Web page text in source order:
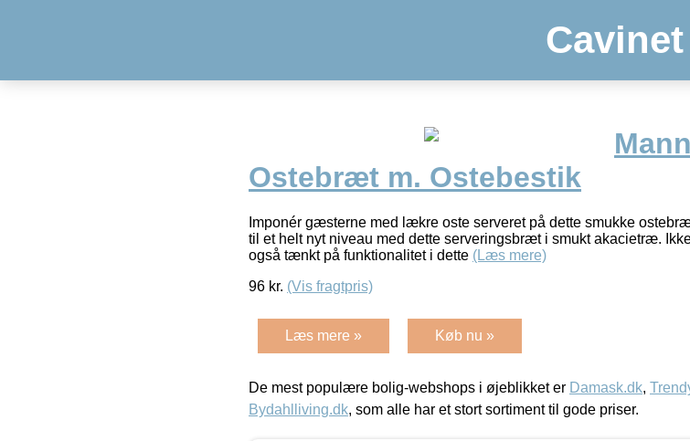
Cavinet
Ostebræt m. Ostebestik
Imponér gæsterne med lækre oste serveret på dette smukke
til et helt nyt niveau med dette serveringsbræt i smukt akacietræ.
også tænkt på funktionalitet i dette (Læs mere)
96 kr. (Vis fragtpris)
Læs mere » Køb nu »
De mest populære bolig-webshops i øjeblikket er Damask.dk,
Bydahlliving.dk, som alle har et stort sortiment til gode priser.